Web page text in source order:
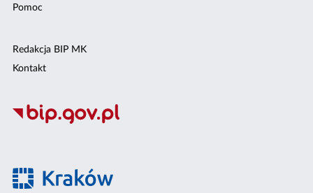
Pomoc
Redakcja BIP MK
Kontakt